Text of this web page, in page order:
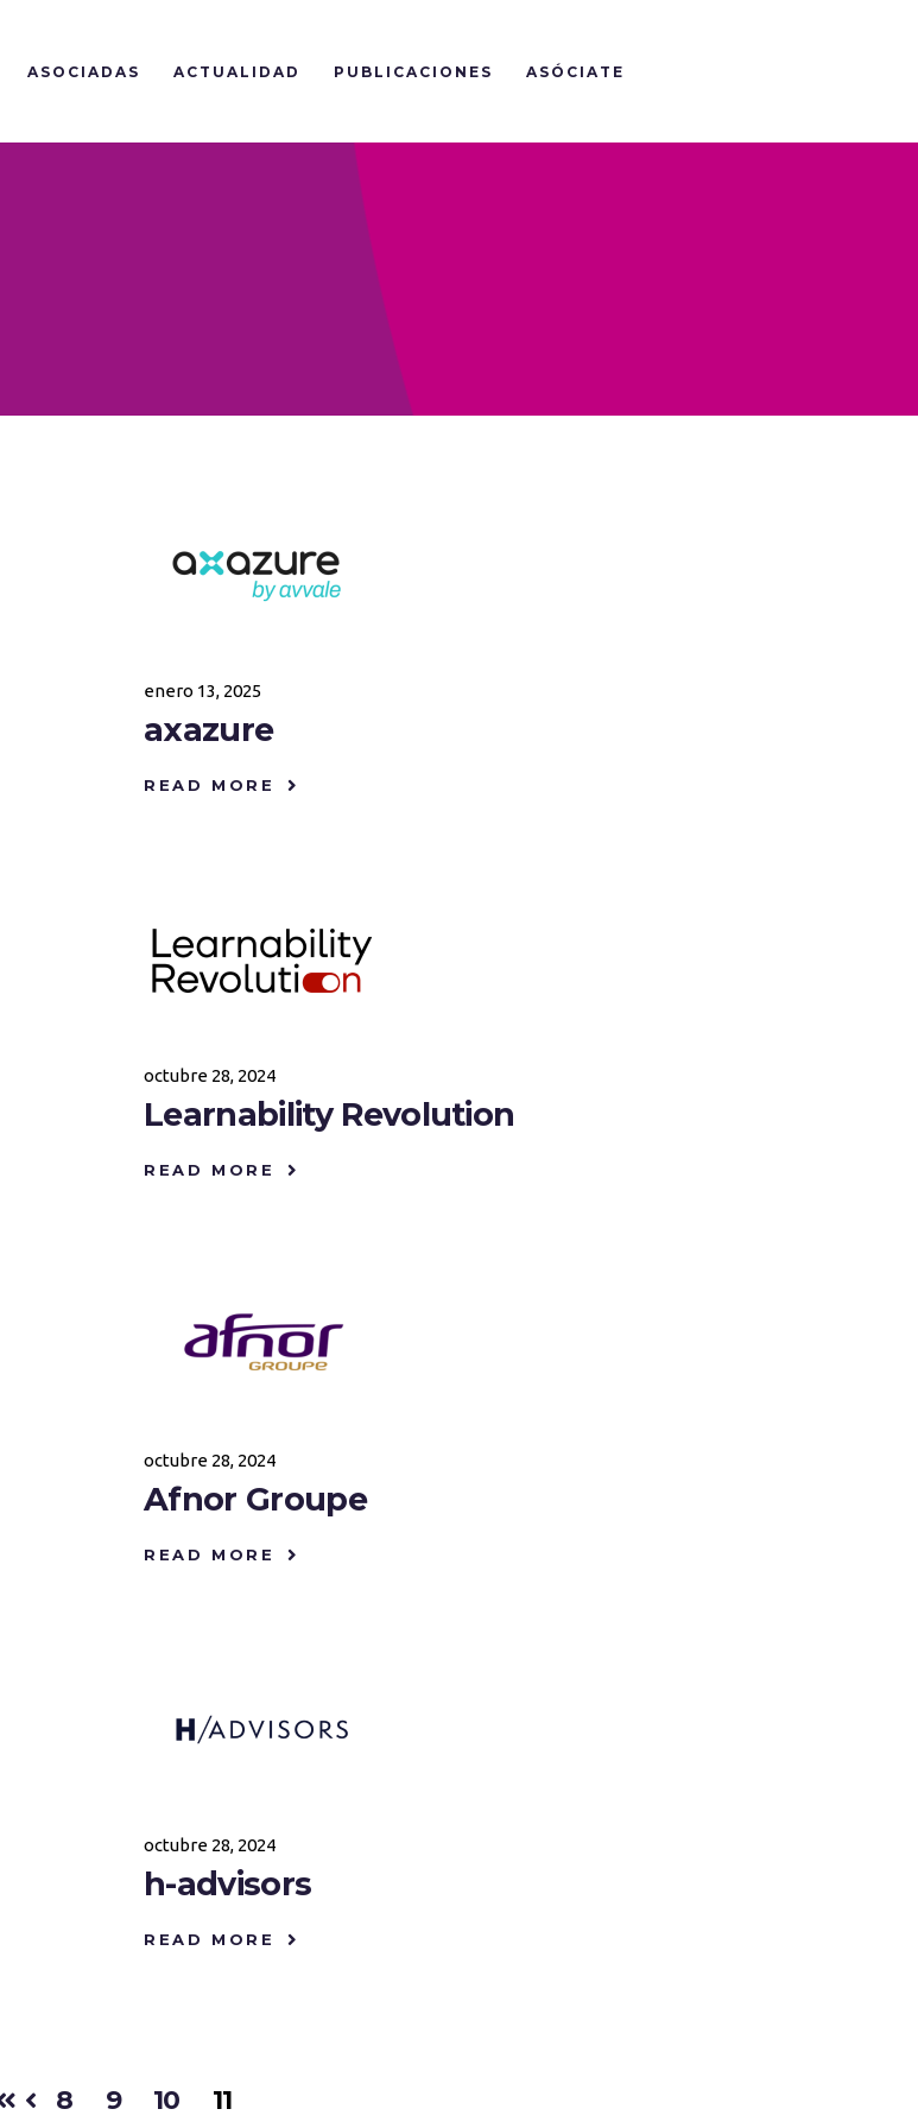
ASOCIADAS ACTUALIDAD PUBLICACIONES ASÓCIATE
enero 13, 2025
axazure
READ MORE
octubre 28, 2024
Learnability Revolution
READ MORE
octubre 28, 2024
Afnor Groupe
READ MORE
octubre 28, 2024
h-advisors
READ MORE
8 9 10 11